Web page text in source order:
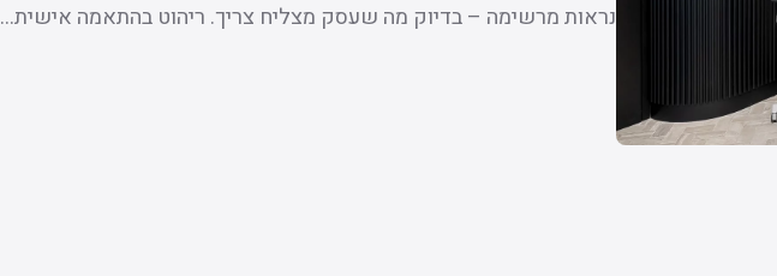
נראות מרשימה – בדיוק מה שעסק מצליח צריך. ריהוט בהתאמה אישית…